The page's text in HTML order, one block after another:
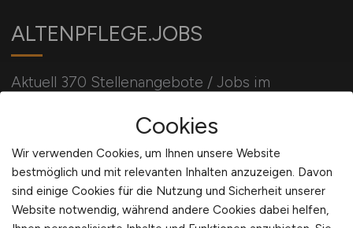
ALTENPFLEGE.JOBS
Aktuell 370 Stellenangebote / Jobs im
Für Arbeitgeber
Cookies
Wir verwenden Cookies, um Ihnen unsere Website
bestmöglich und mit relevanten Inhalten anzuzeigen. Davon
sind einige Cookies für die Nutzung und Sicherheit unserer
Website notwendig, während andere Cookies dabei helfen,